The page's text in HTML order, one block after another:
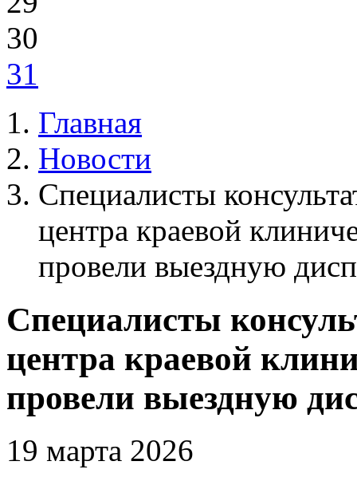
30
31
Главная
Новости
Специалисты
центра краевой
провели выездную
Специалисты
центра краевой
провели выездную
19 марта 2026